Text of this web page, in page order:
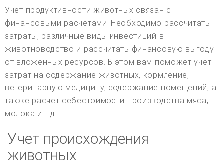
Учет продуктивности животных связан с
финансовыми расчетами. Необходимо рассчитать
затраты, различные виды инвестиций в
животноводство и рассчитать финансовую выгоду
от вложенных ресурсов. В этом вам поможет учет
затрат на содержание животных, кормление,
ветеринарную медицину, содержание помещений, а
также расчет себестоимости производства мяса,
молока и т.д.
Учет происхождения
животных